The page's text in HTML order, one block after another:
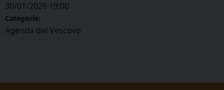
30/01/2026 19:00
Categorie:
Agenda del Vescovo